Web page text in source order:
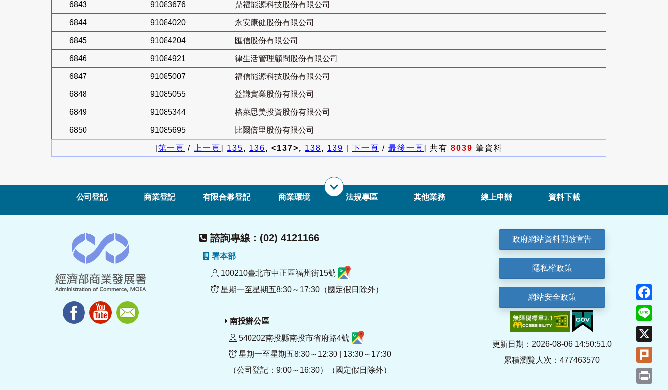
6843 91083676 鼎福能源科技股份有限公司
6844 91084020 永安康健股份有限公司
6845 91084204 匯信股份有限公司
6846 91084921 律生活管理顧問股份有限公司
6847 91085007 福信能源科技股份有限公司
6848 91085055 益謙實業股份有限公司
6849 91085344 格萊思美投資股份有限公司
6850 91085695 比爾倍里股份有限公司
[第一頁 / 上一頁] 135, 136, <137>, 138, 139 [ 下一頁 / 最後一頁] 共有 8039 筆資料
公司登記 商業登記 有限合夥登記 商業環境 法規專區 其他業務 線上申辦 資料下載
諮詢專線：(02) 4121166
署本部
100210臺北市中正區福州街15號
星期一至星期五8:30～17:30（國定假日除外）
南投辦公區
540202南投縣南投市省府路4號
星期一至星期五8:30～12:30 | 13:30～17:30
（公司登記：9:00～16:30）（國定假日除外）
政府網站資料開放宣告
隱私權政策
網站安全政策
更新日期：2026-08-06 14:50:51.0
累積瀏覽人次：477463570